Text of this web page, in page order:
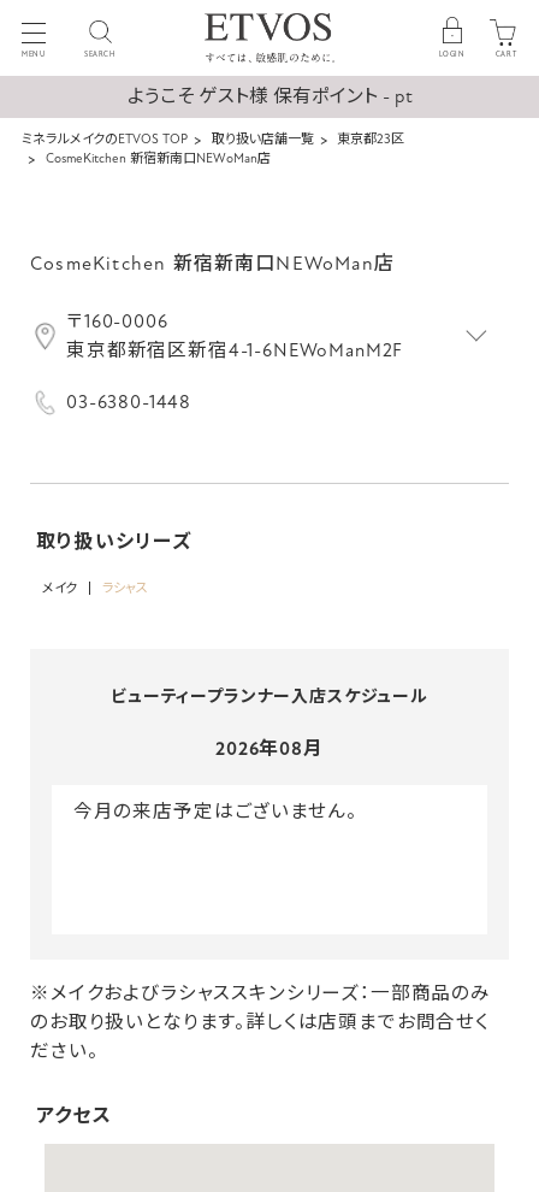
MENU SEARCH LOGIN CART
ようこそ ゲスト様 保有ポイント - pt
ミネラルメイクのETVOS TOP 取り扱い店舗一覧
東京都23区
CosmeKitchen 新宿新南口NEWoMan店
CosmeKitchen 新宿新南口NEWoMan店
〒160-0006
東京都新宿区新宿4-1-6NEWoManM2F
03-6380-1448
取り扱いシリーズ
メイク ラシャス
ビューティープランナー入店スケジュール
2026年08月
今月の来店予定はございません。
※メイクおよびラシャススキンシリーズ：一部商品のみ
のお取り扱いとなります。詳しくは店頭までお問合せく
ださい。
アクセス